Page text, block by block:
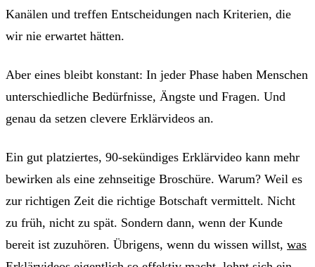
Kanälen und treffen Entscheidungen nach Kriterien, die
wir nie erwartet hätten.
Aber eines bleibt konstant: In jeder Phase haben Menschen
unterschiedliche Bedürfnisse, Ängste und Fragen. Und
genau da setzen clevere Erklärvideos an.
Ein gut platziertes, 90-sekündiges Erklärvideo kann mehr
bewirken als eine zehnseitige Broschüre. Warum? Weil es
zur richtigen Zeit die richtige Botschaft vermittelt. Nicht
zu früh, nicht zu spät. Sondern dann, wenn der Kunde
bereit ist zuzuhören. Übrigens, wenn du wissen willst, was